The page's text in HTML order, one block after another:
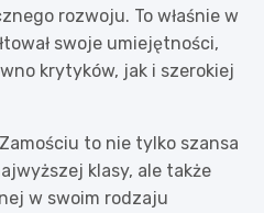
rozwoju. To właśnie w
swoje umiejętności,
krytyków, jak i szerokiej
to nie tylko szansa
klasy, ale także
w swoim rodzaju